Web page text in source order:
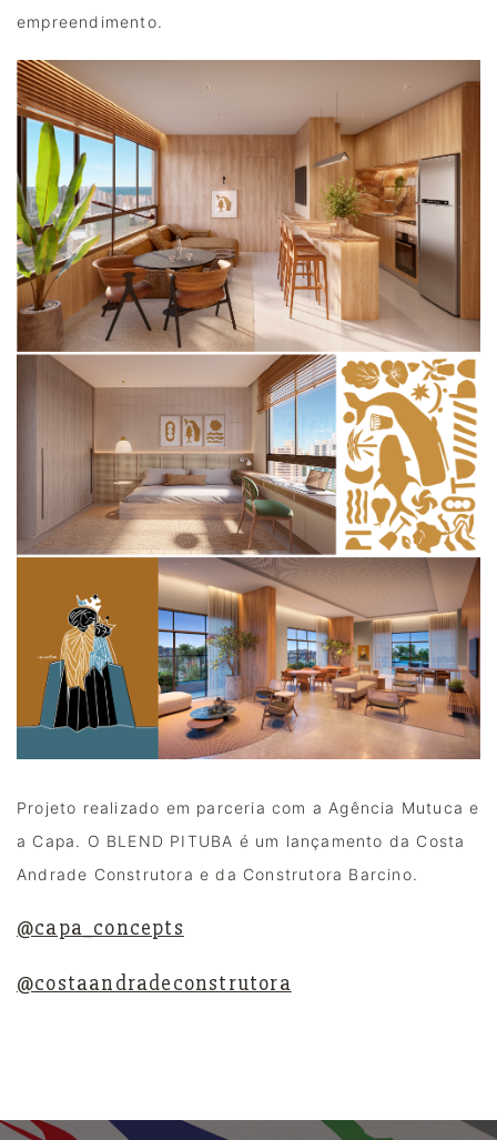
empreendimento.
Projeto realizado em parceria com a Agência Mutuca e
a Capa. O BLEND PITUBA é um lançamento da Costa
Andrade Construtora e da Construtora Barcino.
@capa_concepts
@costaandradeconstrutora